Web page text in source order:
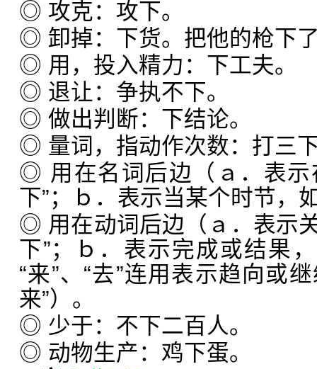
◎ 攻克：攻下。
◎ 卸掉：下货。把他的枪下
◎ 用，投入精力：下工夫。
◎ 退让：争执不下。
◎ 做出判断：下结论。
◎ 量词，指动作次数：打三
◎ 用在名词后边（ａ．表示
下”；ｂ．表示当某个时节，
◎ 用在动词后边（ａ．表示
下”；ｂ．表示完成或结果
“来”、“去”连用表示趋向或
来”）。
◎ 少于：不下二百人。
◎ 动物生产：鸡下蛋。